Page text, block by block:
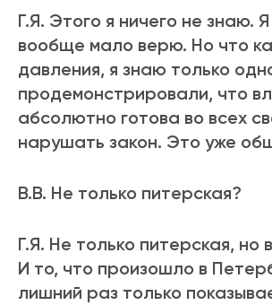
Г.Я. Этого я ничего не знаю.
вообще мало верю. Но что
давления, я знаю только
продемонстрировали, что
абсолютно готова во всех
нарушать закон. Это уже
В.В. Не только питерская?
Г.Я. Не только питерская, но
И то, что произошло в
лишний раз только